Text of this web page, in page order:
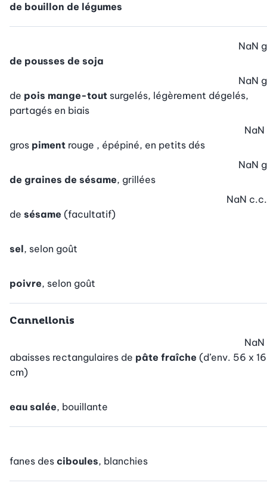
de bouillon de légumes
de pousses de soja
NaN g
de pois mange-tout surgelés, légèrement dégelés,
partagés en biais
NaN g
gros piment rouge , épépiné, en petits dés
NaN
de graines de sésame, grillées
NaN g
de sésame (facultatif)
NaN c.c.
sel, selon goût
poivre, selon goût
Cannellonis
abaisses rectangulaires de pâte fraîche (d’env. 56 x 16
cm)
NaN
eau salée, bouillante
fanes des ciboules, blanchies